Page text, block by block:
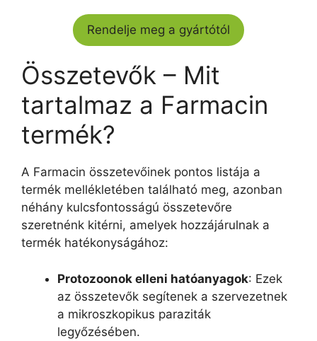
Rendelje meg a gyártótól
Összetevők – Mit
tartalmaz a Farmacin
termék?
A Farmacin összetevőinek pontos listája a
termék mellékletében található meg, azonban
néhány kulcsfontosságú összetevőre
szeretnénk kitérni, amelyek hozzájárulnak a
termék hatékonyságához:
Protozoonok elleni hatóanyagok: Ezek
az összetevők segítenek a szervezetnek
a mikroszkopikus paraziták
legyőzésében.